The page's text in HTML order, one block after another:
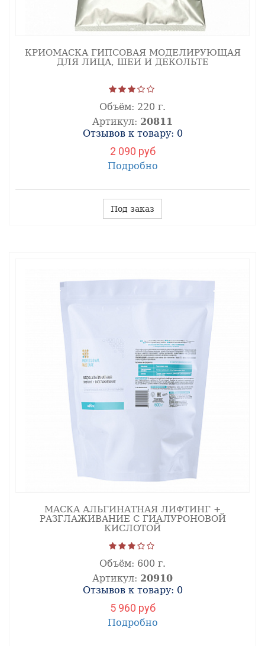
КРИОМАСКА ГИПСОВАЯ МОДЕЛИРУЮЩАЯ
ДЛЯ ЛИЦА, ШЕИ И ДЕКОЛЬТЕ
Объём: 220 г.
Артикул: 20811
Отзывов к товару: 0
2 090 руб
Подробно
Под заказ
МАСКА АЛЬГИНАТНАЯ ЛИФТИНГ +
РАЗГЛАЖИВАНИЕ С ГИАЛУРОНОВОЙ
КИСЛОТОЙ
Объём: 600 г.
Артикул: 20910
Отзывов к товару: 0
5 960 руб
Подробно